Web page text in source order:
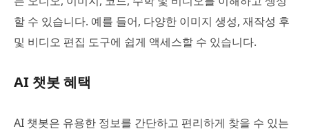
할 수 있습니다. 예를 들어, 다양한 이미지 생성, 재작성 후
및 비디오 편집 도구에 쉽게 액세스할 수 있습니다.
AI 챗봇 혜택
AI 챗봇은 유용한 정보를 간단하고 편리하게 찾을 수 있는